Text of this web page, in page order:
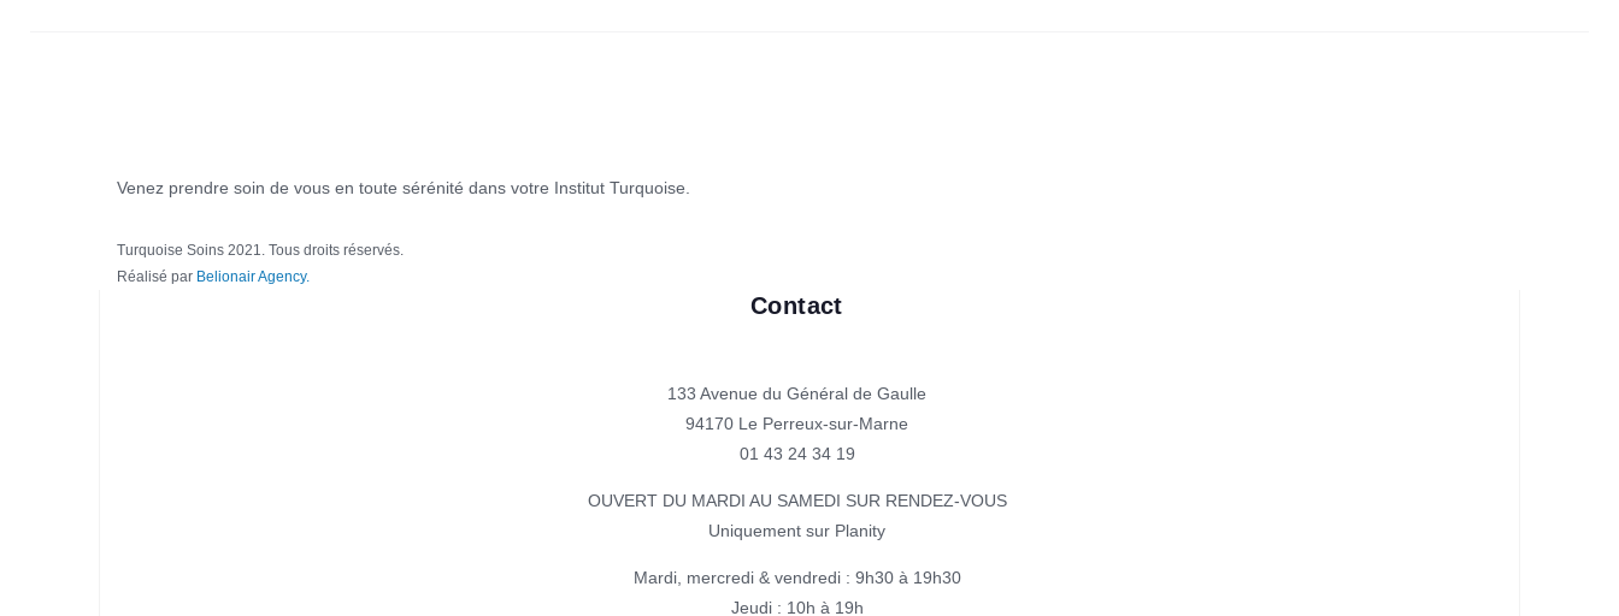
Venez prendre soin de vous en toute sérénité dans votre Institut Turquoise.
Turquoise Soins 2021. Tous droits réservés.
Réalisé par Belionair Agency.
Contact
133 Avenue du Général de Gaulle
94170 Le Perreux-sur-Marne
01 43 24 34 19
OUVERT DU MARDI AU SAMEDI SUR RENDEZ-VOUS
Uniquement sur Planity
Mardi, mercredi & vendredi : 9h30 à 19h30
Jeudi : 10h à 19h